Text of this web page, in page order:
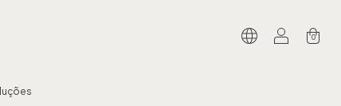
0